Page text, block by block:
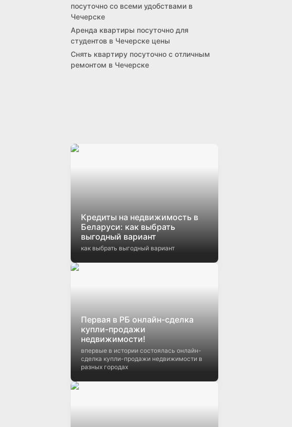
посуточно со всеми удобствами в
Чечерске
Аренда квартиры посуточно для
студентов в Чечерске цены
Снять квартиру посуточно с отличным
ремонтом в Чечерске
Кредиты на недвижимость в
Беларуси: как выбрать
выгодный вариант
как выбрать выгодный вариант
Первая в РБ онлайн-сделка
купли-продажи
недвижимости!
впервые в истории состоялась онлайн-
сделка купли-продажи недвижимости в
разных городах